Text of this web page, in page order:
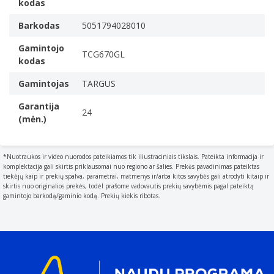
Medžiaga
The material from which a thing is or can be made e.g.
Polikarbonatas, Poliuretanas
Produkto pagrindinė spalva
Juoda
Modelio suderinamumas
What other brands this brand can be used with.
Priekinė išėma
Nešiojimo rankena (-os)
Nuimami pečių diržai
Kilmės šalis
manufacture (COM).
kodas
Barkodas
5051794028010
Gamintojo
kodas
TCG670GL
Gamintojas
TARGUS
Garantija
(mėn.)
24
*Nuotraukos ir video nuorodos pateikiamos tik iliustraciniais tikslais. Pateikta informacija ir
komplektacija gali skirtis priklausomai nuo regiono ar šalies. Prekės pavadinimas pateiktas
tiekėjų kaip ir prekių spalva, parametrai, matmenys ir/arba kitos savybės gali atrodyti kitaip ir
skirtis nuo originalios prekės, todėl prašome vadovautis prekių savybėmis pagal pateiktą
gamintojo barkodą/gaminio kodą. Prekių kiekis ribotas.